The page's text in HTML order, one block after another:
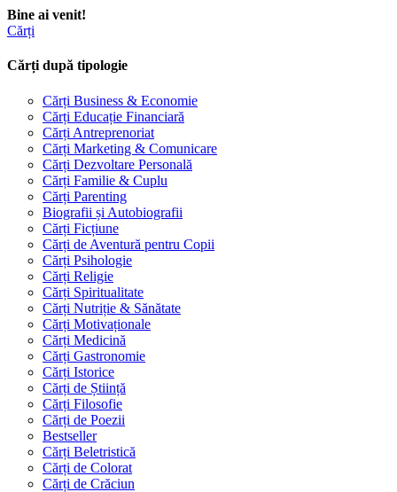
Bine ai venit!
Cărți
Cărți după tipologie
Cărți Business & Economie
Cărți Educație Financiară
Cărți Antreprenoriat
Cărți Marketing & Comunicare
Cărți Dezvoltare Personală
Cărți Familie & Cuplu
Cărți Parenting
Biografii și Autobiografii
Cărți Ficțiune
Cărți de Aventură pentru Copii
Cărți Psihologie
Cărți Religie
Cărți Spiritualitate
Cărți Nutriție & Sănătate
Cărți Motivaționale
Cărți Medicină
Cărți Gastronomie
Cărți Istorice
Cărți de Știință
Cărți Filosofie
Cărți de Poezii
Bestseller
Cărți Beletristică
Cărți de Colorat
Cărți de Crăciun